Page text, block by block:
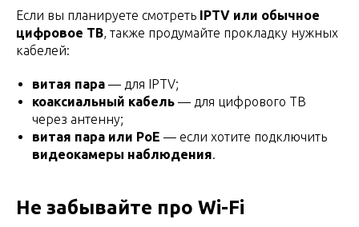
Если вы планируете смотреть IPTV или обычное
цифровое ТВ, также продумайте прокладку нужных
кабелей:
витая пара — для IPTV;
коаксиальный кабель — для цифрового ТВ
через антенну;
витая пара или PoE — если хотите подключить
видеокамеры наблюдения.
Не забывайте про Wi-Fi